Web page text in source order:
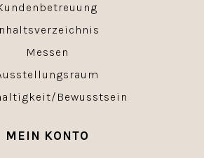
Messen
Bewusstsein
MEIN KONTO